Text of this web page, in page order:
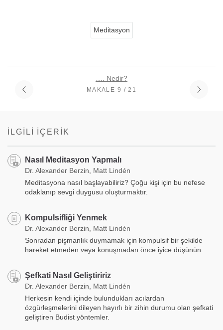
Meditasyon
…. Nedir?
MAKALE 9 / 21
İLGILI İÇERIK
Nasıl Meditasyon Yapmalı
Dr. Alexander Berzin, Matt Lindén
Meditasyona nasıl başlayabiliriz? Çoğu kişi için bu nefese
odaklanıp sevgi duygusu oluşturmaktır.
Kompulsifliği Yenmek
Dr. Alexander Berzin, Matt Lindén
Sonradan pişmanlık duymamak için kompulsif bir şekilde
hareket etmeden veya konuşmadan önce iyice düşünün.
Şefkati Nasıl Geliştiririz
Dr. Alexander Berzin, Matt Lindén
Herkesin kendi içinde bulundukları acılardan
özgürleşmelerini dileyen hayırlı bir zihin durumu olan şefkati
geliştiren Budist yöntemler.